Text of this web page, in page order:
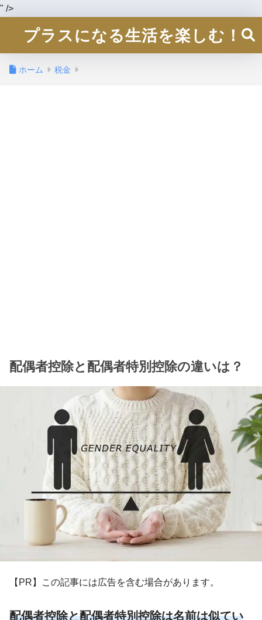
" />
プラスになる生活を楽しむ！
ホーム 税金
配偶者控除と配偶者特別控除の違いは？
【PR】この記事には広告を含む場合があります。
配偶者控除と配偶者特別控除は名前は似てい